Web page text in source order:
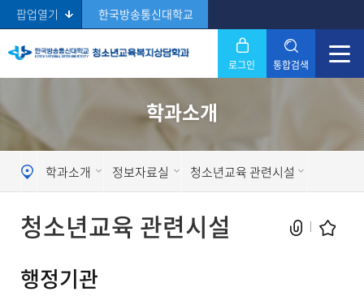
팝업열기 한국방송통신대학교
로그인 통합검색
Search 닫기
학과소개
학과소개 정보자료실 청소년교육 관련시설
청소년교육 관련시설
행정기관